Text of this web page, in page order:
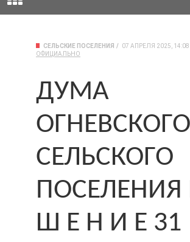
СЕЛЬСКИЕ ПОСЕЛЕНИЯ
07 АПРЕЛЯ 2025, 14:08
ОФИЦИАЛЬНО
ДУМА
ОГНЕВСКОГО
СЕЛЬСКОГО
ПОСЕЛЕНИЯ
Ш Е Н И Е 31